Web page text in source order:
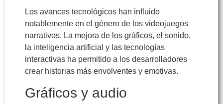
Los avances tecnológicos han influido
notablemente en el género de los videojuegos
narrativos. La mejora de los gráficos, el sonido,
la inteligencia artificial y las tecnologías
interactivas ha permitido a los desarrolladores
crear historias más envolventes y emotivas.
Gráficos y audio